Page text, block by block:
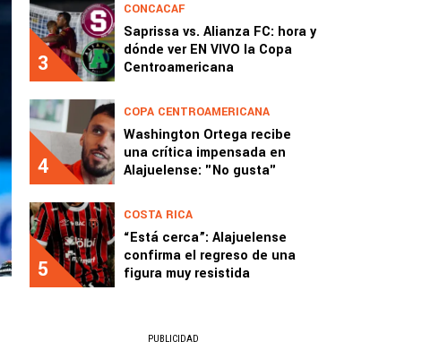
3
CONCACAF
Saprissa vs. Alianza FC: hora y
dónde ver EN VIVO la Copa
Centroamericana
4
COPA CENTROAMERICANA
Washington Ortega recibe
una crítica impensada en
Alajuelense: "No gusta"
5
COSTA RICA
“Está cerca”: Alajuelense
confirma el regreso de una
figura muy resistida
PUBLICIDAD